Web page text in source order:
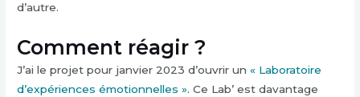
d’autre.
Comment réagir ?
J’ai le projet pour janvier 2023 d’ouvrir un« Laboratoire
d’expériences émotionnelles ». Ce Lab’ est davantage